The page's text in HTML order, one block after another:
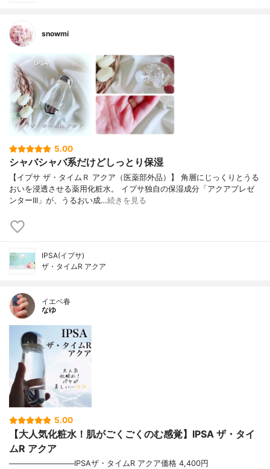
snowmi
5.00
シャバシャバ系だけどしっとり保湿
【イプサ ザ・タイムＲ アクア（医薬部外品）】 角層にじっくりとうる
おいを浸透させる薬用化粧水。 イプサ独自の保湿成分「アクアプレゼ
ンターIII」が、うるおい成…続きを見る
IPSA(イプサ)
ザ・タイムR アクア
イエベ春
なゆ
5.00
【大人気化粧水！肌がごくごくのむ感覚】IPSA ザ・タイ
ムR アクア
────────────IPSAザ・タイムR アクア価格 4,400円